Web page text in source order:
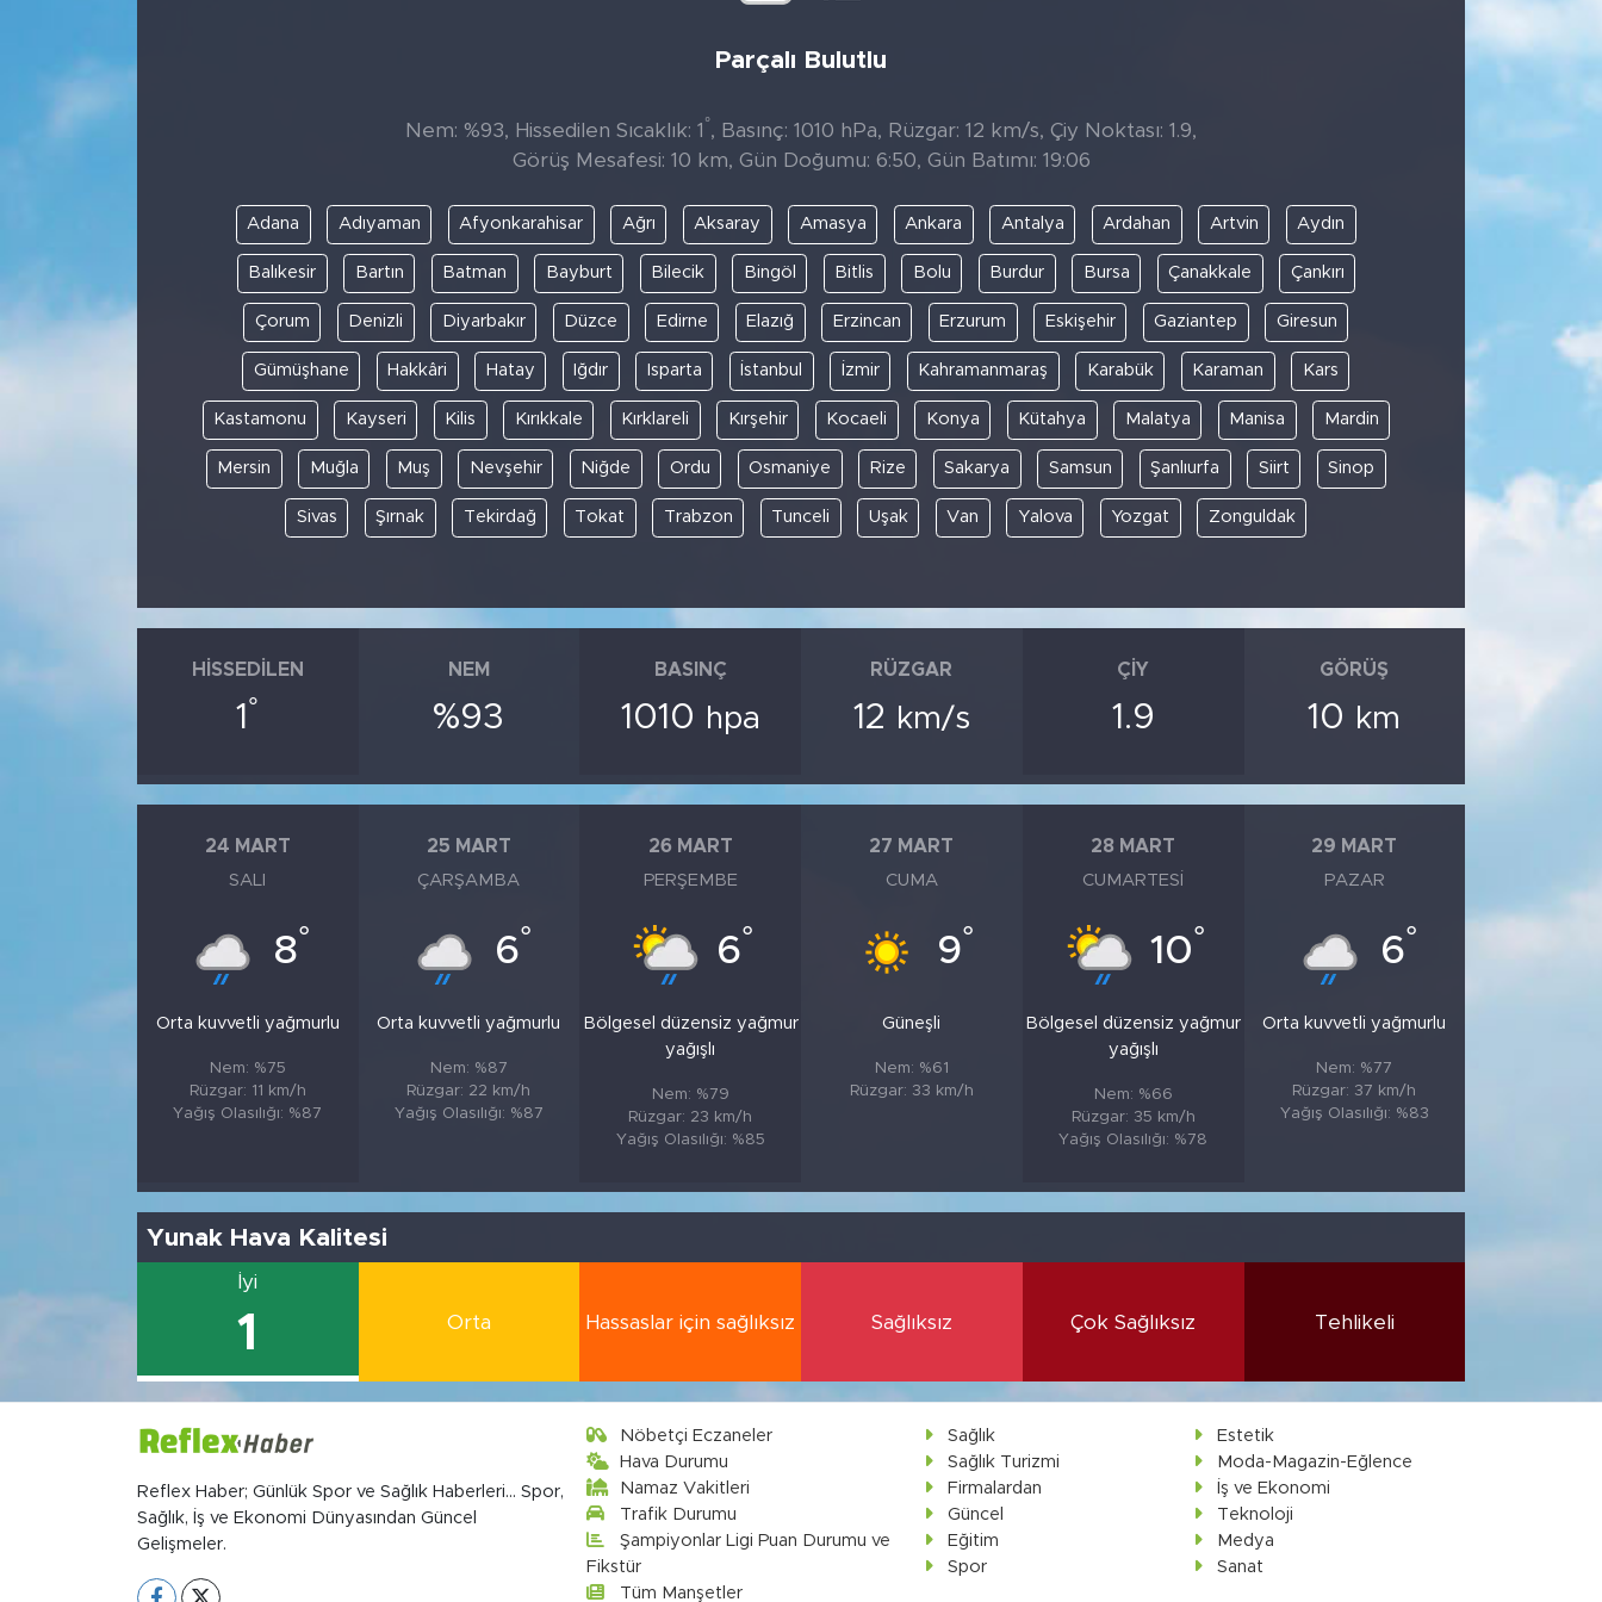
Parçalı Bulutlu
Nem: %93, Hissedilen Sıcaklık: 1 °, Basınç: 1010 hPa, Rüzgar: 12 km/s, Çiy Noktası: 1.9,
Görüş Mesafesi: 10 km, Gün Doğumu: 6:50, Gün Batımı: 19:06
Adana Adıyaman Afyonkarahisar Ağrı Aksaray Amasya Ankara Antalya Ardahan Artvin Aydın
Balıkesir Bartın Batman Bayburt Bilecik Bingöl Bitlis Bolu Burdur Bursa Çanakkale Çankırı
Çorum Denizli Diyarbakır Düzce Edirne Elazığ Erzincan Erzurum Eskişehir Gaziantep Giresun
Gümüşhane Hakkâri Hatay Iğdır Isparta İstanbul İzmir Kahramanmaraş Karabük Karaman Kars
Kastamonu Kayseri Kilis Kırıkkale Kırklareli Kırşehir Kocaeli Konya Kütahya Malatya Manisa Mardin
Mersin Muğla Muş Nevşehir Niğde Ordu Osmaniye Rize Sakarya Samsun Şanlıurfa Siirt Sinop
Sivas Şırnak Tekirdağ Tokat Trabzon Tunceli Uşak Van Yalova Yozgat Zonguldak
HISSEDILEN
1 °
NEM
%93
BASINÇ
1010 hpa
RÜZGAR
12 km/s
ÇIY
1.9
GÖRÜŞ
10 km
24 MART
SALI
8°
Orta kuvvetli yağmurlu
Nem: %75
Rüzgar: 11 km/h
Yağış Olasılığı: %87
25 MART
ÇARŞAMBA
6°
Orta kuvvetli yağmurlu
Nem: %87
Rüzgar: 22 km/h
Yağış Olasılığı: %87
26 MART
PERŞEMBE
6°
Bölgesel düzensiz yağmur
yağışlı
Nem: %79
Rüzgar: 23 km/h
Yağış Olasılığı: %85
27 MART
CUMA
9°
Güneşli
Nem: %61
Rüzgar: 33 km/h
28 MART
CUMARTESI
10°
Bölgesel düzensiz yağmur
yağışlı
Nem: %66
Rüzgar: 35 km/h
Yağış Olasılığı: %78
29 MART
PAZAR
6°
Orta kuvvetli yağmurlu
Nem: %77
Rüzgar: 37 km/h
Yağış Olasılığı: %83
Yunak Hava Kalitesi
İyi
1 Orta Hassaslar için sağlıksız Sağlıksız Çok Sağlıksız Tehlikeli
Reflex Haber; Günlük Spor ve Sağlık Haberleri... Spor,
Sağlık, İş ve Ekonomi Dünyasından Güncel
Gelişmeler.
Nöbetçi Eczaneler
Hava Durumu
Namaz Vakitleri
Trafik Durumu
Şampiyonlar Ligi Puan Durumu ve
Fikstür
Tüm Manşetler
Sağlık
Estetik
Sağlık Turizmi
Moda-Magazin-Eğlence
Firmalardan
İş ve Ekonomi
Güncel
Teknoloji
Eğitim
Medya
Spor
Sanat